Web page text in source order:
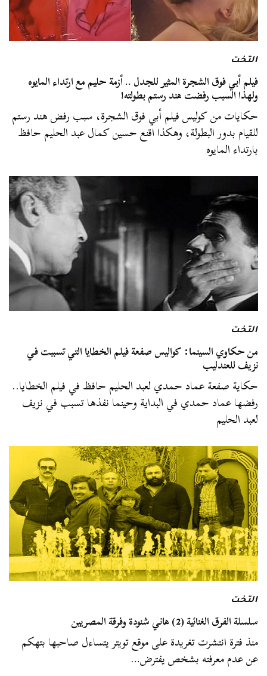
التخت
فيلم أبي فوق الشجرة المثير للجدل .. أزمة حليم مع ارتداء المايوه
ولهذا السبب رفضت هند رستم بطولته!
حكايات من كوليس فيلم أبي فوق الشجرة، سبب رفض هند رستم
للقيام بدور البطولة، وهكذا اقنع حسين كمال عبد الحليم حافظ
بارتداء المايوه
التخت
من حكاوي السينما: كواليس صفعة فيلم الخطايا التي تسببت في
نزيف للعندليب
حكاية صفعة عماد حمدي لعبد الحليم حافظ في فيلم الخطايا..
رفضها عماد حمدي في البداية وحينما نفذها تسبب في نزيف
لعبد الحليم
التخت
سلسلة الفرق الغنائية (2) هاني شنودة وفرقة المصريين
منذ فترة انتشرت تغريدة على موقع تويتر يتساءل صاحبها بتهكم
عن عدم معرفته بشخص يفترض…